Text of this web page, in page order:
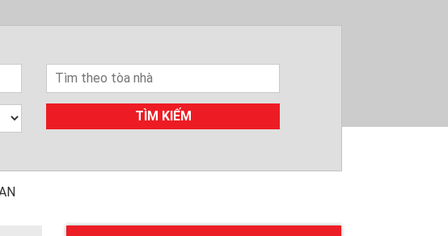
TÌM KIẾM